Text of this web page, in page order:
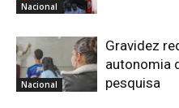
Nacional
Nacional
Gravidez
autonomia
pesquisa